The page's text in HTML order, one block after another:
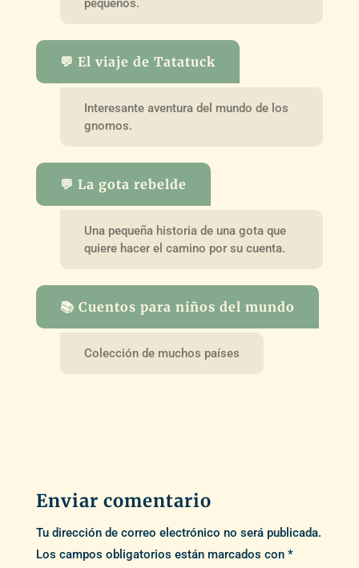
pequeños.
💬 El viaje de Tatatuck
Interesante aventura del mundo de los
gnomos.
💬 La gota rebelde
Una pequeña historia de una gota que
quiere hacer el camino por su cuenta.
📚 Cuentos para niños del mundo
Colección de muchos países
Enviar comentario
Tu dirección de correo electrónico no será publicada.
Los campos obligatorios están marcados con *